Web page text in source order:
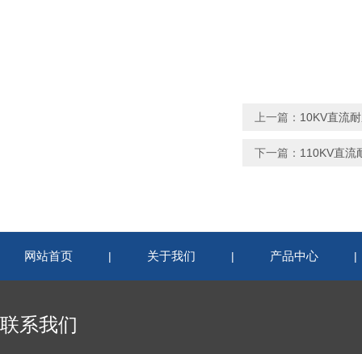
上一篇： 10KV直流
下一篇： 110KV直流
网站首页 | 关于我们 | 产品中心
联系我们